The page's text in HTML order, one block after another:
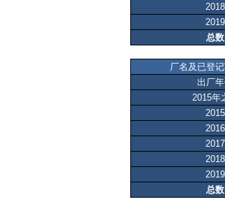
2018
2019
总数
厂名及已登
出厂
2015年
2015
2016
2017
2018
2019
总数